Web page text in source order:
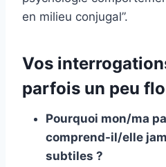
en milieu conjugal”.
Vos
parfois un peu
Pourquoi mon/ma
comprend-il/elle
subtiles ?